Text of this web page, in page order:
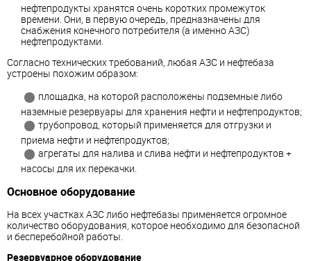
нефтепродукты хранятся очень коротких промежуток
времени. Они, в первую очередь, предназначены для
снабжения конечного потребителя (а именно АЗС)
нефтепродуктами.
Согласно технических требований, любая АЗС и нефтебаза
устроены похожим образом:
площадка, на которой расположены подземные либо
наземные резервуары для хранения нефти и нефтепродуктов;
трубопровод, который применяется для отгрузки и
приема нефти и нефтепродуктов;
агрегаты для налива и слива нефти и нефтепродуктов +
насосы для их перекачки.
Основное оборудование
На всех участках АЗС либо нефтебазы применяется огромное
количество оборудования, которое необходимо для безопасной
и бесперебойной работы.
Резервуарное оборудование